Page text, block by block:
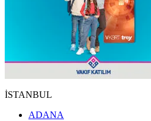
İSTANBUL
ADANA